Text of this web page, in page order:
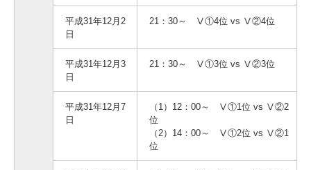
1. Action！x 工学院大学
平成31年12月2
日
21：30～ Ⅴ①4位 vs Ⅴ②4位
平成31年12月3
日
21：30～ Ⅴ①3位 vs Ⅴ②3位
平成31年12月7
日
（1）12：00～ Ⅴ①1位 vs Ⅴ②2
位
（2）14：00～ Ⅴ①2位 vs Ⅴ②1
位